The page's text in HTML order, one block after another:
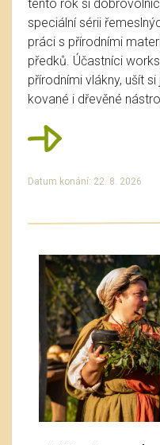
tento rok si
speciální sérii
práci s přírodními
předků. Účastníci
přírodními vlákny, ušít
kované i dřevěné
Datum konání: 22. 8. 2026